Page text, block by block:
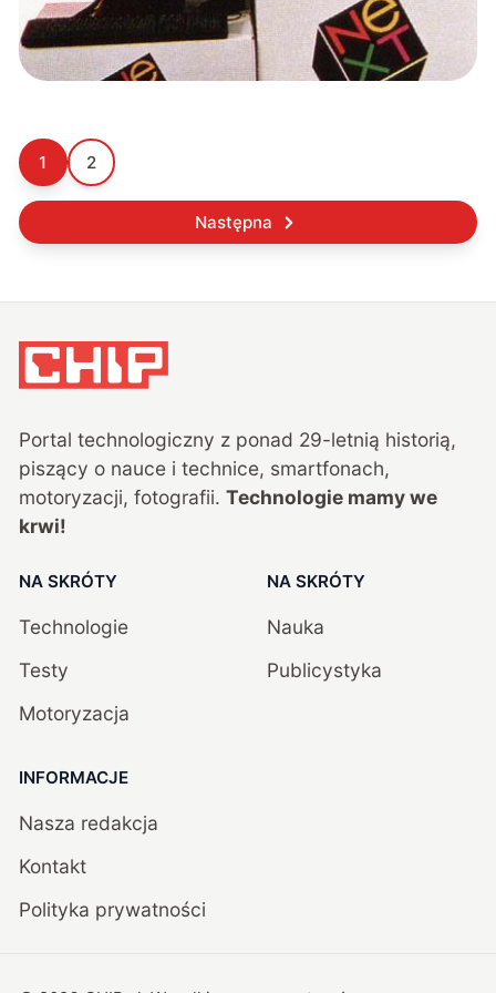
1 2
Następna
Portal technologiczny z ponad 29-letnią historią,
piszący o nauce i technice, smartfonach,
motoryzacji, fotografii. Technologie mamy we
krwi!
NA SKRÓTY
Technologie
Testy
Motoryzacja
NA SKRÓTY
Nauka
Publicystyka
INFORMACJE
Nasza redakcja
Kontakt
Polityka prywatności